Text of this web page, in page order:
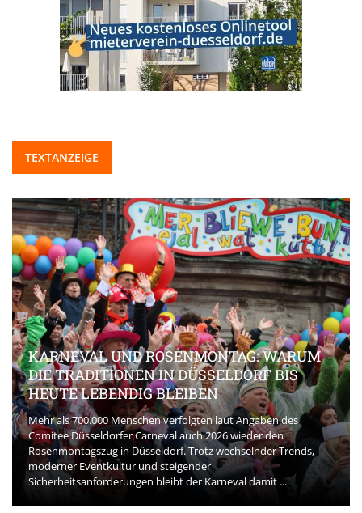
TEXTANZEIGE
KARNEVAL UND ROSENMONTAG: WARUM
DIE TRADITIONEN IN DÜSSELDORF BIS
HEUTE LEBENDIG BLEIBEN
Mehr als 700.000 Menschen verfolgten laut Angaben des
Comitee Düsseldorfer Carneval auch 2026 wieder den
Rosenmontagszug in Düsseldorf. Trotz wechselnder Trends,
moderner Eventkultur und steigender
Sicherheitsanforderungen bleibt der Karneval damit ...